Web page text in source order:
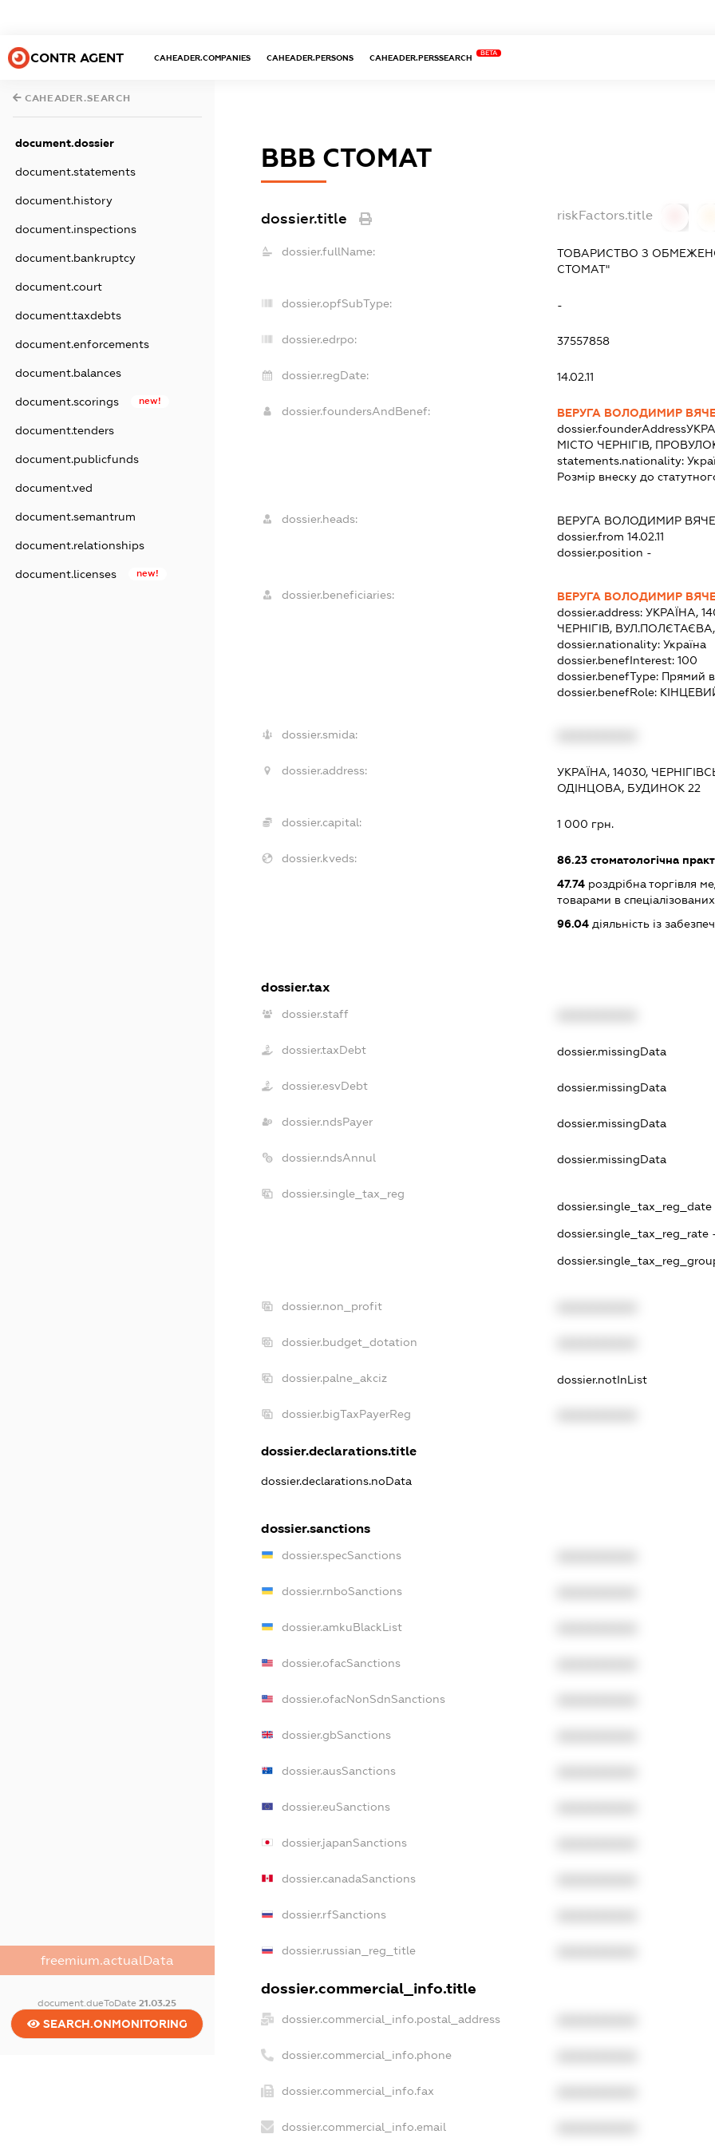
CONTR AGENT CAHEADER.COMPANIES CAHEADER.PERSONS CAHEADER.PERSSEARCH
BETA
CAHEADER.SEARCH
document.dossier
document.statements
document.history
document.inspections
document.bankruptcy
document.court
document.taxdebts
document.enforcements
document.balances
document.scorings new!
document.tenders
document.publicfunds
document.ved
document.semantrum
document.relationships
document.licenses new!
freemium.actualData
document.dueToDate21.03.25
SEARCH.ONMONITORING
ВВВ СТОМАТ
dossier.title riskFactors.title
dossier.fullName:
ТОВАРИСТВО З
СТОМАТ"
dossier.opfSubType: -
dossier.edrpo: 37557858
dossier.regDate: 14.02.11
dossier.foundersAndBenef:
ВЕРУГА ВОЛОДИМИР
dossier.founderAddress
МІСТО ЧЕРНІГІВ,
statements.nationality:
Розмір внеску до
dossier.heads: ВЕРУГА ВОЛОДИМИР
dossier.from 14.02.11
dossier.position -
dossier.beneficiaries:
ВЕРУГА ВОЛОДИМИР
dossier.address: УКРАЇНА,
ЧЕРНІГІВ,
dossier.nationality: Україна
dossier.benefInterest: 100
dossier.benefType: Прямий
dossier.benefRole:
dossier.smida:
dossier.address:
УКРАЇНА, 14030,
ОДІНЦОВА, БУДИНОК 22
dossier.capital: 1 000 грн.
dossier.kveds: 86.23стоматологічна
47.74роздрібна торгівля
товарами в
96.04діяльність із
dossier.tax
dossier.staff
dossier.taxDebt dossier.missingData
dossier.esvDebt dossier.missingData
dossier.ndsPayer dossier.missingData
dossier.ndsAnnul dossier.missingData
dossier.single_tax_reg
dossier.single_tax_reg_date -
dossier.single_tax_reg_rate
dossier.non_profit
dossier.budget_dotation
dossier.palne_akciz dossier.notInList
dossier.bigTaxPayerReg
dossier.declarations.title
dossier.declarations.noData
dossier.sanctions
dossier.specSanctions
dossier.rnboSanctions
dossier.amkuBlackList
dossier.ofacSanctions
dossier.ofacNonSdnSanctions
dossier.gbSanctions
dossier.ausSanctions
dossier.euSanctions
dossier.japanSanctions
dossier.canadaSanctions
dossier.rfSanctions
dossier.russian_reg_title
dossier.commercial_info.title
dossier.commercial_info.postal_address
dossier.commercial_info.phone
dossier.commercial_info.fax
dossier.commercial_info.email